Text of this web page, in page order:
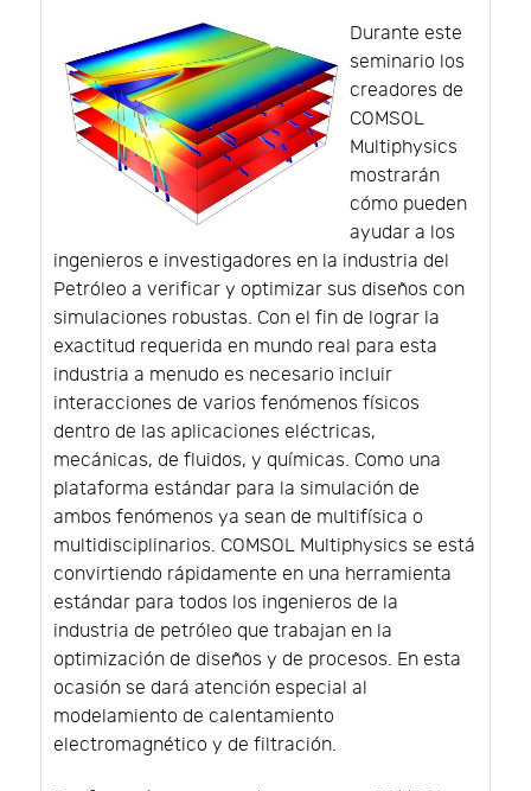
Durante este
seminario los
creadores de
COMSOL
Multiphysics
mostrarán
cómo pueden
ayudar a los
ingenieros e investigadores en la industria del
Petróleo a verificar y optimizar sus diseños con
simulaciones robustas. Con el fin de lograr la
exactitud requerida en mundo real para esta
industria a menudo es necesario incluir
interacciones de varios fenómenos físicos
dentro de las aplicaciones eléctricas,
mecánicas, de fluidos, y químicas. Como una
plataforma estándar para la simulación de
ambos fenómenos ya sean de multifísica o
multidisciplinarios. COMSOL Multiphysics se está
convirtiendo rápidamente en una herramienta
estándar para todos los ingenieros de la
industria de petróleo que trabajan en la
optimización de diseños y de procesos. En esta
ocasión se dará atención especial al
modelamiento de calentamiento
electromagnético y de filtración.